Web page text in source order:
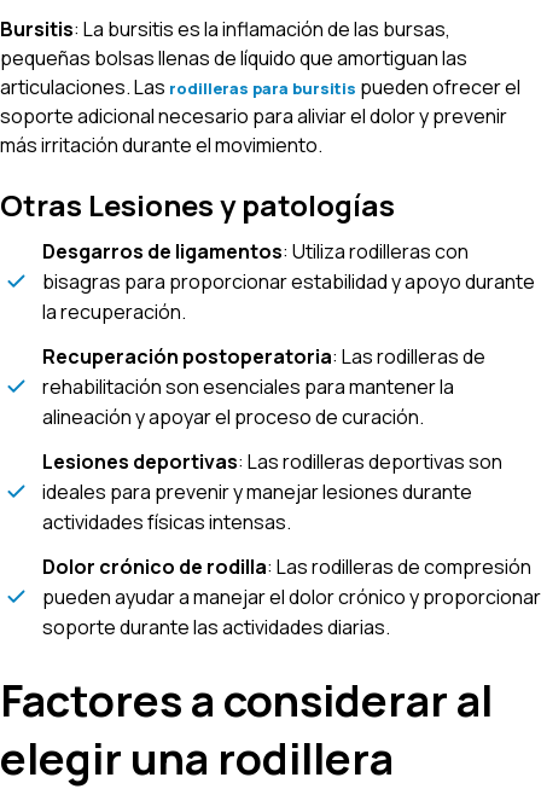
Bursitis: La bursitis es la inflamación de las bursas,
pequeñas bolsas llenas de líquido que amortiguan las
articulaciones. Las rodilleras para bursitis pueden ofrecer el
soporte adicional necesario para aliviar el dolor y prevenir
más irritación durante el movimiento.
Otras Lesiones y patologías
Desgarros de ligamentos: Utiliza rodilleras con
bisagras para proporcionar estabilidad y apoyo durante
la recuperación.
Recuperación postoperatoria: Las rodilleras de
rehabilitación son esenciales para mantener la
alineación y apoyar el proceso de curación.
Lesiones deportivas: Las rodilleras deportivas son
ideales para prevenir y manejar lesiones durante
actividades físicas intensas.
Dolor crónico de rodilla: Las rodilleras de compresión
pueden ayudar a manejar el dolor crónico y proporcionar
soporte durante las actividades diarias.
Factores a considerar al
elegir una rodillera